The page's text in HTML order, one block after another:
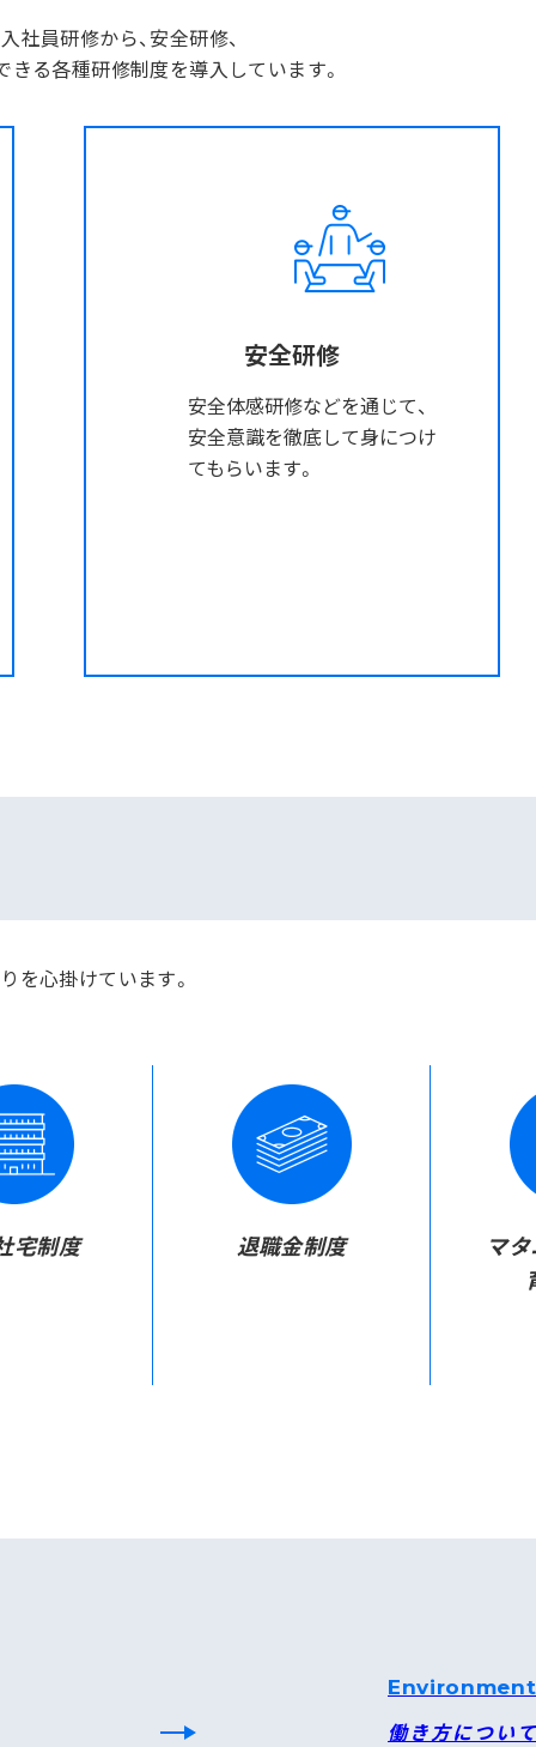
員研修から、安全研修、
る各種研修制度を導入しています。
安全研修
安全体感研修などを通じて、
安全意識を徹底して身につけ
てもらいます。
を心掛けています。
宅制度 退職金制度
マ
Environment
働き方につい